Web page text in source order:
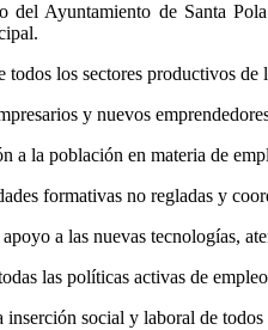
del Ayuntamiento de Santa
todos los sectores productivos
y nuevos
a la población en materia de
formativas no regladas y
a las nuevas tecnologías,
las políticas activas de
social y laboral de